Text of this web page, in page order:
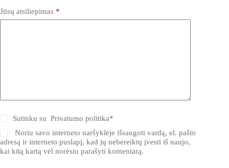
Jūsų atsiliepimas *
Sutinku suPrivatumo politika*
Noriu savo interneto naršyklėje išsaugoti vardą, el. pašto
adresą ir interneto puslapį, kad jų nebereiktų įvesti iš naujo,
kai kitą kartą vėl norėsiu parašyti komentarą.